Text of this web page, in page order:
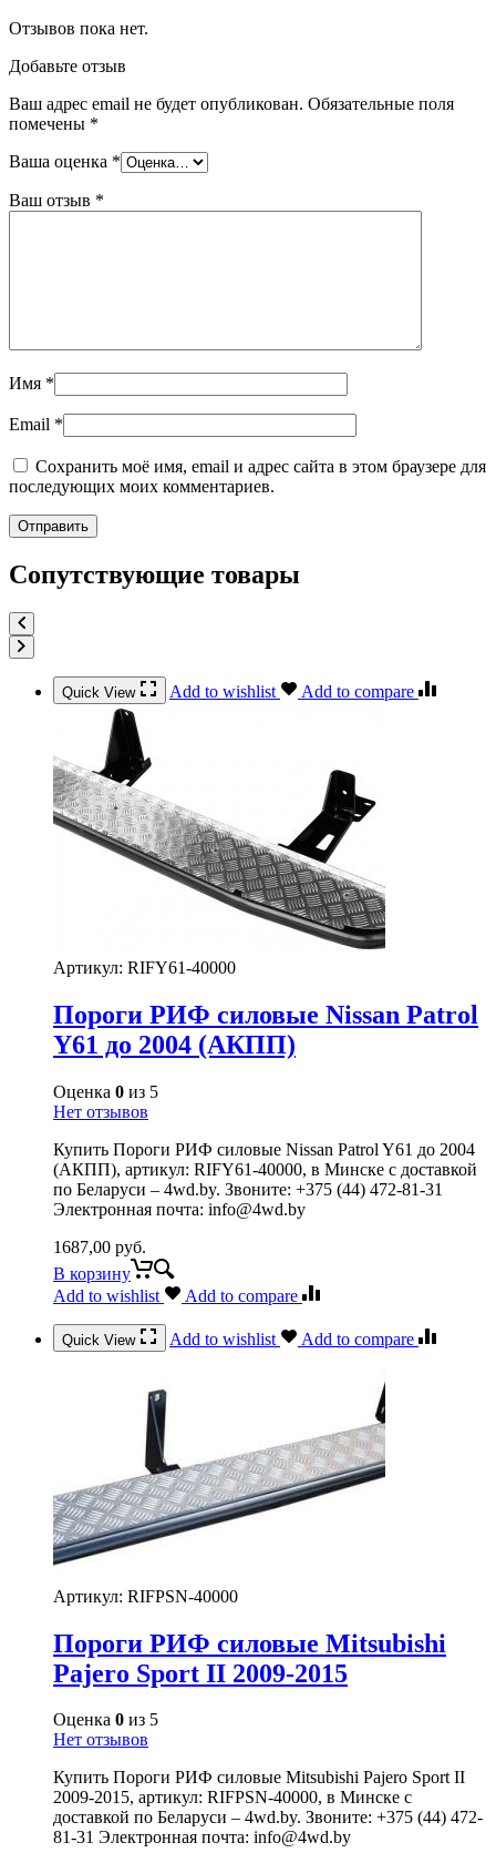
Отзывов пока нет.
Добавьте отзыв
Ваш адрес email не будет опубликован. Обязательные поля
помечены *
Ваша оценка *
Ваш отзыв *
Имя *
Email *
Сохранить моё имя, email и адрес сайта в этом браузере для
последующих моих комментариев.
Сопутствующие товары
Quick View Add to wishlist Add to compare
Артикул: RIFY61-40000
Пороги РИФ силовые Nissan Patrol
Y61 до 2004 (АКПП)
Оценка 0 из 5
Нет отзывов
Купить Пороги РИФ силовые Nissan Patrol Y61 до 2004
(АКПП), артикул: RIFY61-40000, в Минске с доставкой
по Беларуси – 4wd.by. Звоните: +375 (44) 472-81-31
Электронная почта: info@4wd.by
1687,00 руб.
В корзину
Add to wishlist
Add to compare
Quick View Add to wishlist Add to compare
Артикул: RIFPSN-40000
Пороги РИФ силовые Mitsubishi
Pajero Sport II 2009-2015
Оценка 0 из 5
Нет отзывов
Купить Пороги РИФ силовые Mitsubishi Pajero Sport II
2009-2015, артикул: RIFPSN-40000, в Минске с
доставкой по Беларуси – 4wd.by. Звоните: +375 (44) 472-
81-31 Электронная почта: info@4wd.by